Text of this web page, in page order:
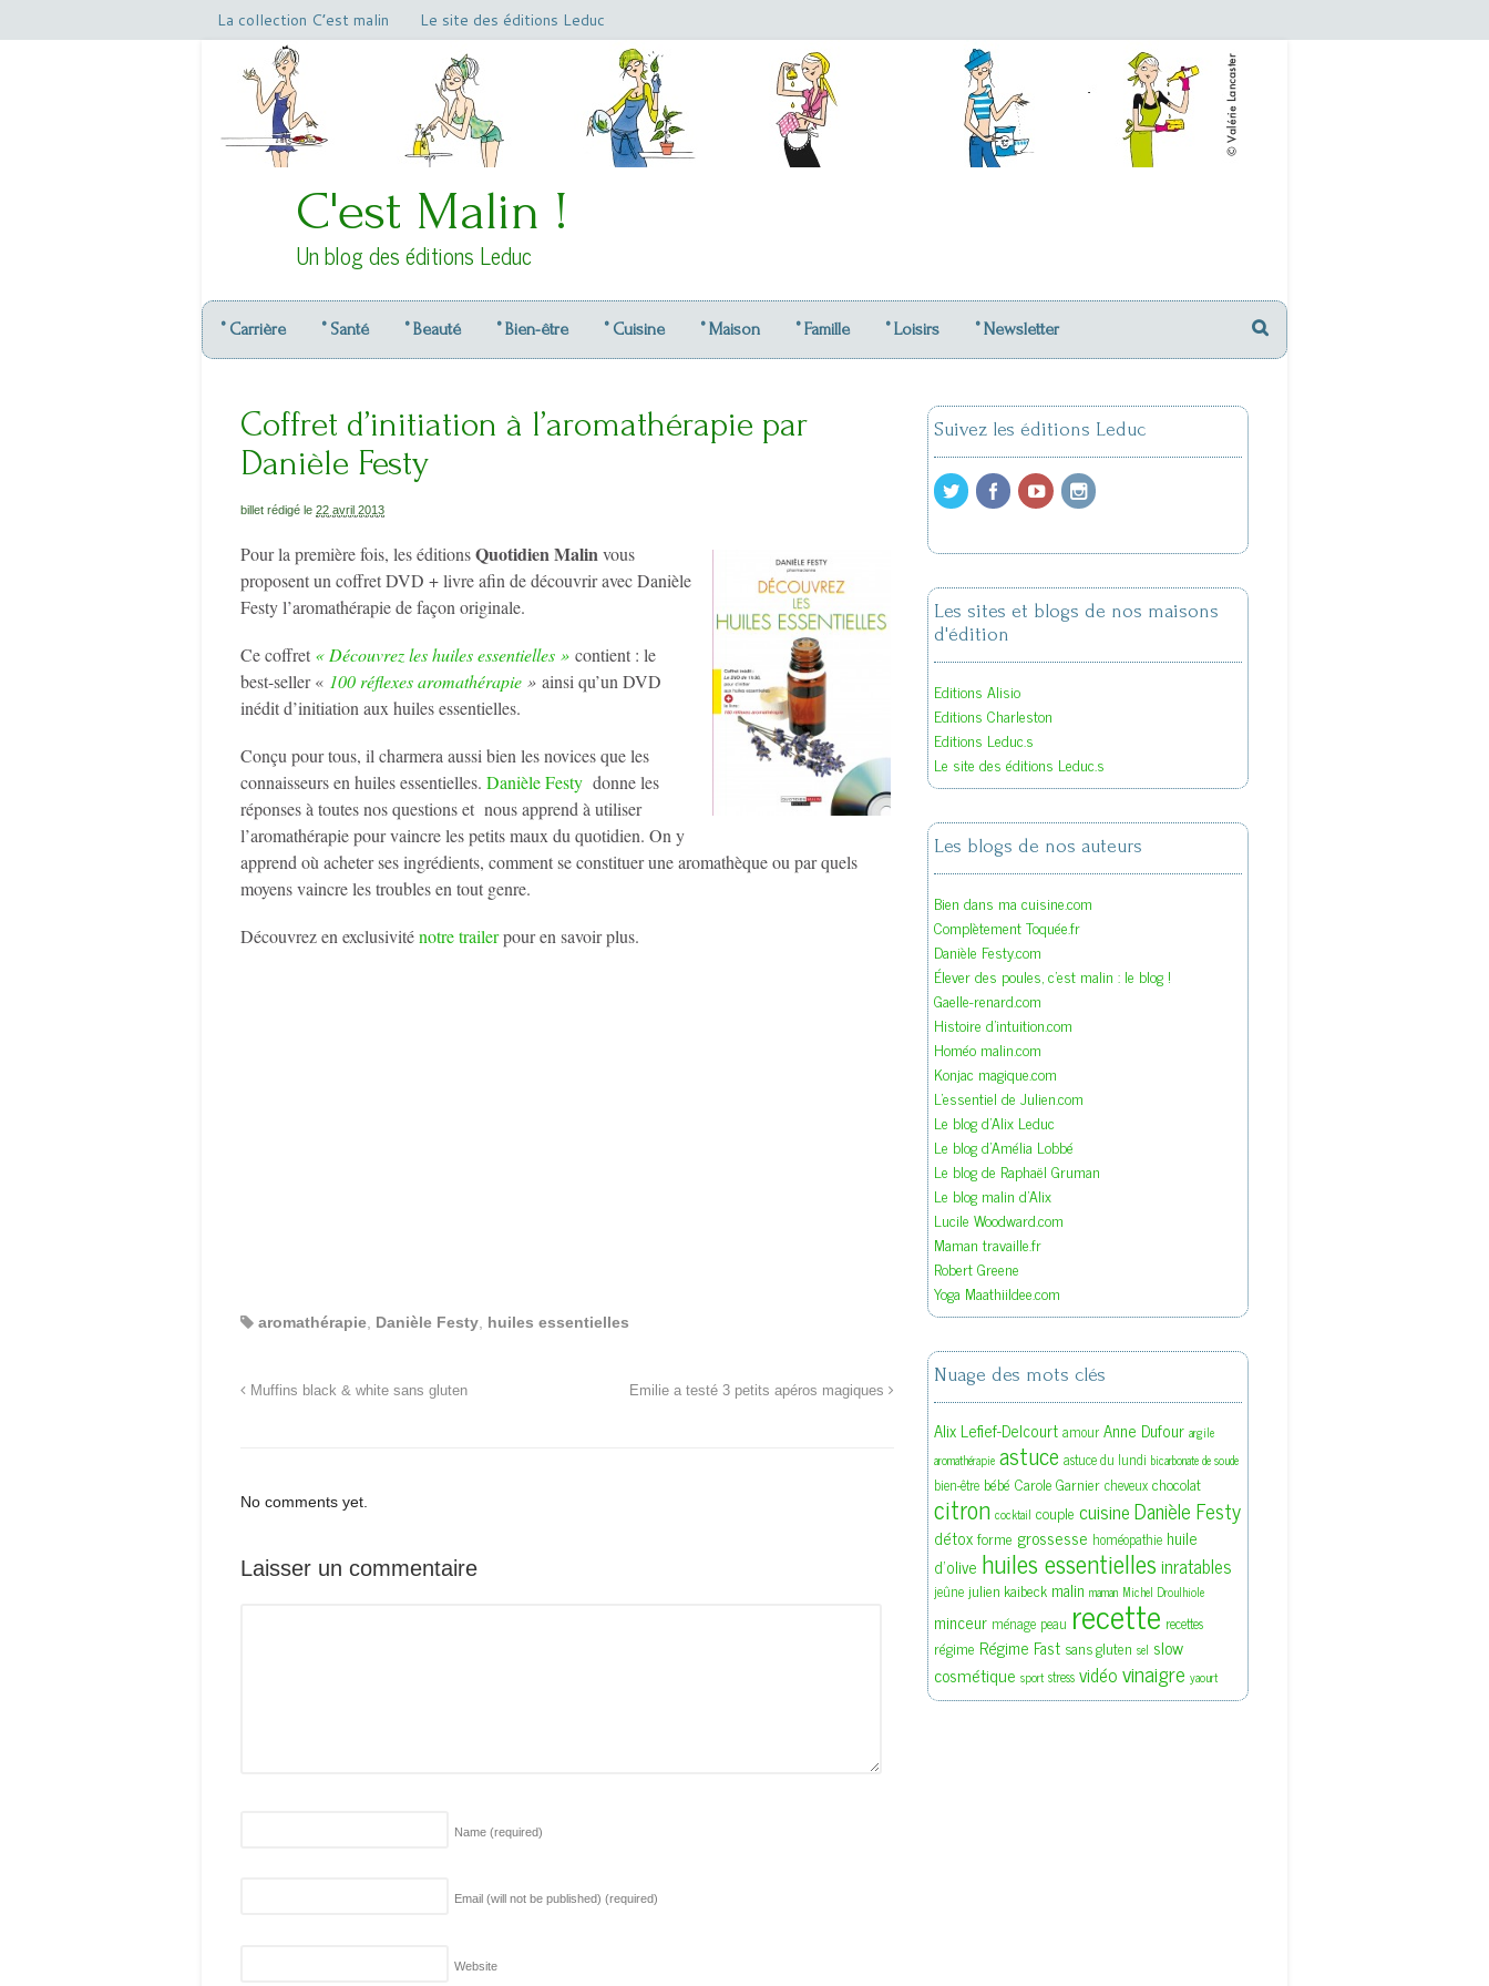
La collection C’est malin Le site des éditions Leduc
C'est Malin !
Un blog des éditions Leduc
° Carrière ° Santé ° Beauté ° Bien-être ° Cuisine ° Maison ° Famille ° Loisirs ° Newsletter
Coffret d’initiation à l’aromathérapie par
Danièle Festy
billet rédigé le 22 avril 2013
Pour la première fois, les éditionsQuotidien Malinvous
proposent un coffret DVD + livre afin de découvrir avec Danièle
Festy l’aromathérapie de façon originale.
Ce coffret « Découvrez les huiles essentielles » contient : le
best-seller « 100 réflexes aromathérapie » ainsi qu’un DVD
inédit d’initiation aux huiles essentielles.
Conçu pour tous, il charmera aussi bien les novices que les
connaisseurs en huiles essentielles. Danièle Festy donne les
réponses à toutes nos questions et nous apprend à utiliser
l’aromathérapie pour vaincre les petits maux du quotidien. On y
apprend où acheter ses ingrédients, comment se constituer une aromathèque ou par quels
moyens vaincre les troubles en tout genre.
Découvrez en exclusiviténotre trailerpour en savoir plus.
aromathérapie Danièle Festy huiles essentielles
Muffins black & white sans gluten Emilie a testé 3 petits apéros magiques
No comments yet.
Laisser un commentaire
Name (required)
Email (will not be published) (required)
Website
Suivez les éditions Leduc
Les sites et blogs de nos maisons
d'édition
Editions Alisio
Editions Charleston
Editions Leduc.s
Le site des éditions Leduc.s
Les blogs de nos auteurs
Bien dans ma cuisine.com
Complètement Toquée.fr
Danièle Festy.com
Élever des poules, c'est malin : le blog !
Gaelle-renard.com
Histoire d'intuition.com
Homéo malin.com
Konjac magique.com
L'essentiel de Julien.com
Le blog d'Alix Leduc
Le blog d'Amélia Lobbé
Le blog de Raphaël Gruman
Le blog malin d'Alix
Lucile Woodward.com
Maman travaille.fr
Robert Greene
Yoga Maathiildee.com
Nuage des mots clés
Alix Lefief-Delcourt amour Anne Dufour argile
aromathérapie astuce astuce du lundi bicarbonate de soude
bien-être bébé Carole Garnier cheveux chocolat
citron cocktail couple cuisineDanièle Festy
détoxforme grossesse homéopathie huile
d'olive huiles essentiellesinratables
jeûne julien kaibeck malin maman Michel Droulhiole
minceur ménage peau recette recettes
régime Régime Fast sans gluten sel slow
cosmétique sport stress vidéovinaigre yaourt